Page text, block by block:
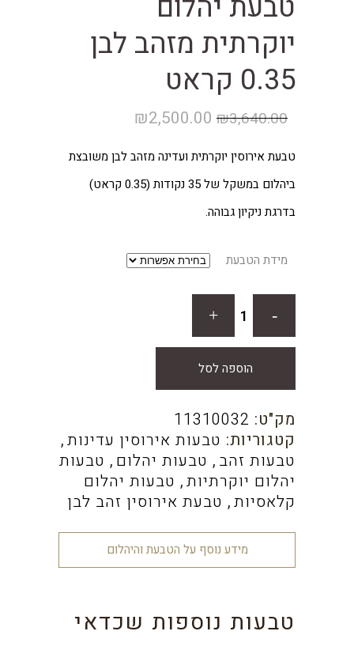
יוקרתית מזהב לבן
0.35 קראט
₪3,640.00
המחיר
₪3,640.00.
₪2,500.00
הוא:
₪2,500.00.
טבעת אירוסין יוקרתית ועדינה מזהב לבן משובצת
ביהלום במשקל של 35 נקודות (0.35 קראט)
בדרגת ניקיון גבוהה.
מידת הטבעת
הוספה לסל
מק"ט: 11310032
קטגוריות: טבעות אירוסין עדינות,
טבעות זהב , טבעות יהלום , טבעות
יהלום יוקרתיות, טבעות יהלום
קלאסיות, טבעת אירוסין זהב לבן
מידע נוסף על הטבעת והיהלום
טבעות נוספות שכדאי